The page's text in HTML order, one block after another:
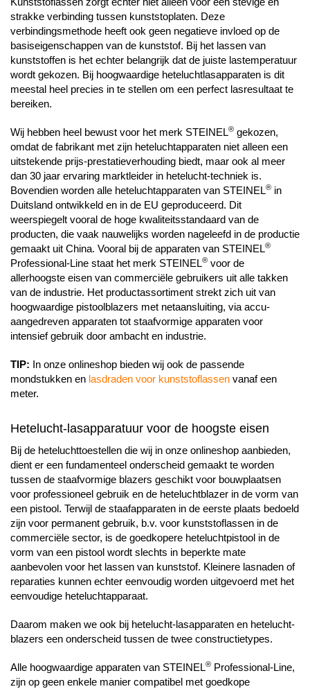
strakke verbinding tussen kunststoplaten. Deze
verbindingsmethode heeft ook geen negatieve invloed op de
basiseigenschappen van de kunststof. Bij het lassen van
kunststoffen is het echter belangrijk dat de juiste lastemperatuur
wordt gekozen. Bij hoogwaardige heteluchtlasapparaten is dit
meestal heel precies in te stellen om een perfect lasresultaat te
bereiken.
Wij hebben heel bewust voor het merk STEINEL® gekozen,
omdat de fabrikant met zijn heteluchtapparaten niet alleen een
uitstekende prijs-prestatieverhouding biedt, maar ook al meer
dan 30 jaar ervaring marktleider in hetelucht-techniek is.
Bovendien worden alle heteluchtapparaten van STEINEL® in
Duitsland ontwikkeld en in de EU geproduceerd. Dit
weerspiegelt vooral de hoge kwaliteitsstandaard van de
producten, die vaak nauwelijks worden nageleefd in de productie
gemaakt uit China. Vooral bij de apparaten van STEINEL®
Professional-Line staat het merk STEINEL® voor de
allerhoogste eisen van commerciële gebruikers uit alle takken
van de industrie. Het productassortiment strekt zich uit van
hoogwaardige pistoolblazers met netaansluiting, via accu-
aangedreven apparaten tot staafvormige apparaten voor
intensief gebruik door ambacht en industrie.
TIP: In onze onlineshop bieden wij ook de passende
mondstukken en lasdraden voor kunststoflassen vanaf een
meter.
Hetelucht-lasapparatuur voor de hoogste eisen
Bij de heteluchttoestellen die wij in onze onlineshop aanbieden,
dient er een fundamenteel onderscheid gemaakt te worden
tussen de staafvormige blazers geschikt voor bouwplaatsen
voor professioneel gebruik en de heteluchtblazer in de vorm van
een pistool. Terwijl de staafapparaten in de eerste plaats bedoeld
zijn voor permanent gebruik, b.v. voor kunststoflassen in de
commerciële sector, is de goedkopere heteluchtpistool in de
vorm van een pistool wordt slechts in beperkte mate
aanbevolen voor het lassen van kunststof. Kleinere lasnaden of
reparaties kunnen echter eenvoudig worden uitgevoerd met het
eenvoudige heteluchtapparaat.
Daarom maken we ook bij hetelucht-lasapparaten en hetelucht-
blazers een onderscheid tussen de twee constructietypes.
Alle hoogwaardige apparaten van STEINEL® Professional-Line,
zijn op geen enkele manier compatibel met goedkope